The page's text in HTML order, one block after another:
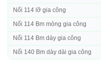
Nối 114 lỡ gia công
Nối 114 Bm mỏng gia công
Nối 114 Bm dày gia công
Nối 140 Bm dày dài gia công